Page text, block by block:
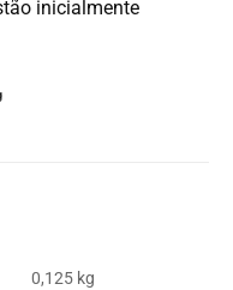
inicialmente
0,125 kg